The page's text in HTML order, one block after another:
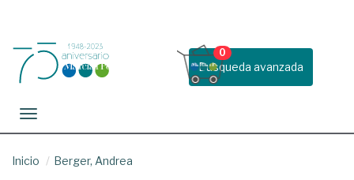
Busqueda avanzada
0
Toggle navigation
Inicio Berger, Andrea